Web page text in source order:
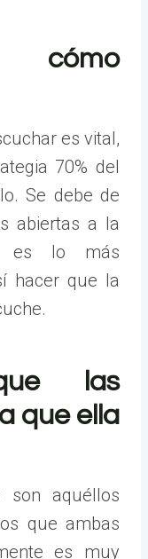
cómo
es vital,
70% del
Se debe de
abiertas a la
es lo más
hacer que la
las
que ella
son aquéllos
que ambas
es muy